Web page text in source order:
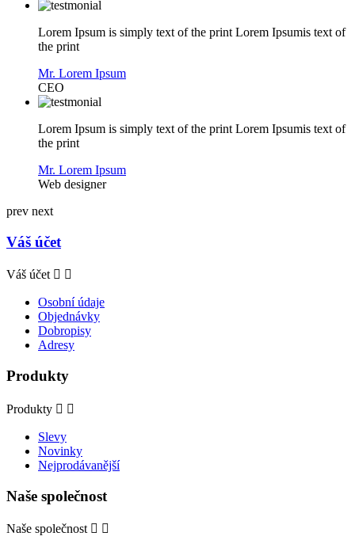
Lorem Ipsum is simply text of the print Lorem Ipsumis text of
the print
Mr. Lorem Ipsum
CEO
Lorem Ipsum is simply text of the print Lorem Ipsumis text of
the print
Mr. Lorem Ipsum
Web designer
prev next
Váš účet
Váš účet  
Osobní údaje
Objednávky
Dobropisy
Adresy
Produkty
Produkty  
Slevy
Novinky
Nejprodávanější
Naše společnost
Naše společnost  